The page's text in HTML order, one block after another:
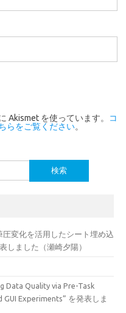
Akismet を使っています。
コ
らをご覧ください。
変化を活用したシート埋め込
しました（瀬崎夕陽）
Data Quality via Pre-Task
Experiments” を発表しま